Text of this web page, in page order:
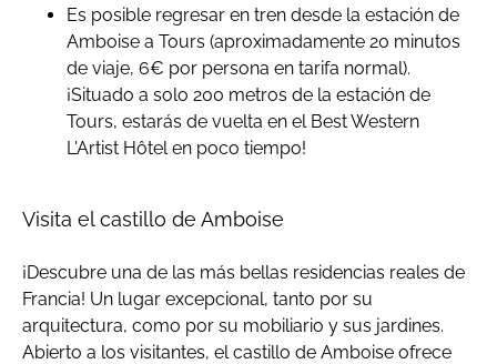
Es posible regresar en tren desde la estación de
Amboise a Tours (aproximadamente 20 minutos
de viaje, 6€ por persona en tarifa normal).
¡Situado a solo 200 metros de la estación de
Tours, estarás de vuelta en el Best Western
L'Artist Hôtel en poco tiempo!
Visita el castillo de Amboise
¡Descubre una de las más bellas residencias reales de
Francia! Un lugar excepcional, tanto por su
arquitectura, como por su mobiliario y sus jardines.
Abierto a los visitantes, el castillo de Amboise ofrece